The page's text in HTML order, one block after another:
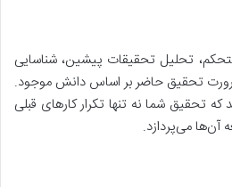
تحلیل تحقیقات پیشین، شناسایی
تحقیق حاضر بر اساس دانش موجود.
تحقیق شما نه تنها تکرار کارهای قبلی
آن‌ها می‌پردازد.